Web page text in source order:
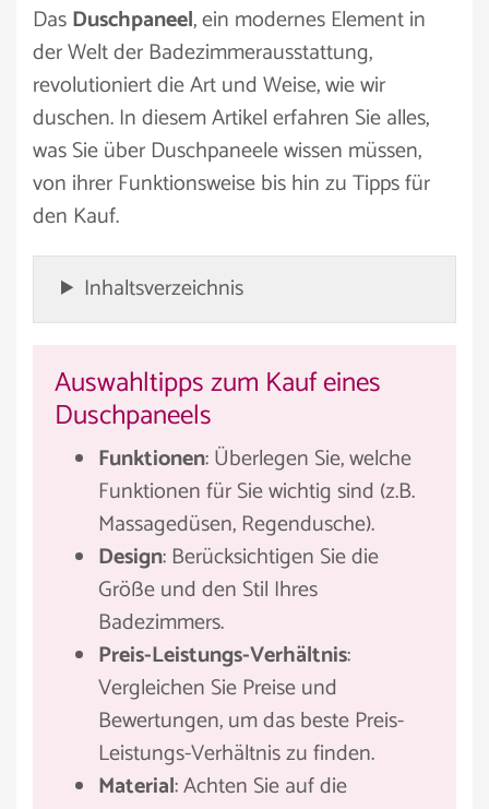
DasDuschpaneel, ein modernes Element in
der Welt der Badezimmerausstattung,
revolutioniert die Art und Weise, wie wir
duschen. In diesem Artikel erfahren Sie alles,
was Sie über Duschpaneele wissen müssen,
von ihrer Funktionsweise bis hin zu Tipps für
den Kauf.
Inhaltsverzeichnis
Auswahltipps zum Kauf eines
Duschpaneels
Funktionen: Überlegen Sie, welche
Funktionen für Sie wichtig sind (z.B.
Massagedüsen, Regendusche).
Design: Berücksichtigen Sie die
Größe und den Stil Ihres
Badezimmers.
Preis-Leistungs-Verhältnis:
Vergleichen Sie Preise und
Bewertungen, um das beste Preis-
Leistungs-Verhältnis zu finden.
Material: Achten Sie auf die